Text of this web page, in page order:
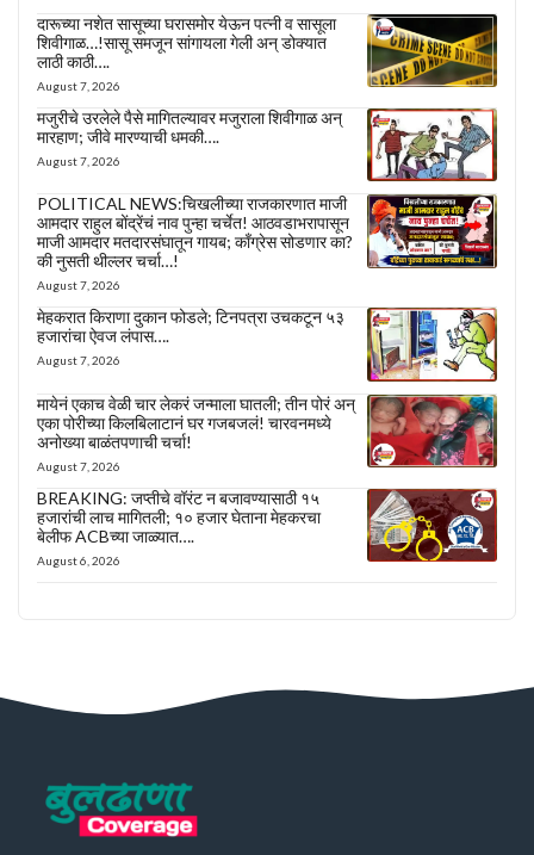
दारूच्या नशेत सासूच्या घरासमोर येऊन पत्नी व सासूला
शिवीगाळ…!सासू समजून सांगायला गेली अन् डोक्यात
लाठी काठी….
August 7, 2026
मजुरीचे उरलेले पैसे मागितल्यावर मजुराला शिवीगाळ अन्
मारहाण; जीवे मारण्याची धमकी….
August 7, 2026
POLITICAL NEWS:चिखलीच्या राजकारणात माजी
आमदार राहुल बोंद्रेंचं नाव पुन्हा चर्चेत! आठवडाभरापासून
माजी आमदार मतदारसंघातून गायब; काँग्रेस सोडणार का?
की नुसती थील्लर चर्चा…!
August 7, 2026
मेहकरात किराणा दुकान फोडले; टिनपत्रा उचकटून ५३
हजारांचा ऐवज लंपास….
August 7, 2026
मायेनं एकाच वेळी चार लेकरं जन्माला घातली; तीन पोरं अन्
एका पोरीच्या किलबिलाटानं घर गजबजलं! चारवनमध्ये
अनोख्या बाळंतपणाची चर्चा!
August 7, 2026
BREAKING: जप्तीचे वॉरंट न बजावण्यासाठी १५
हजारांची लाच मागितली; १० हजार घेताना मेहकरचा
बेलीफ ACBच्या जाळ्यात….
August 6, 2026